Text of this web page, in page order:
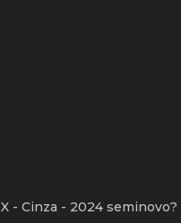
- Cinza - 2024